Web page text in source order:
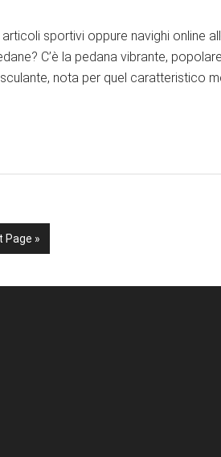
sportivi oppure navighi online
C’è la pedana vibrante,
nota per quel caratteristico
Page »